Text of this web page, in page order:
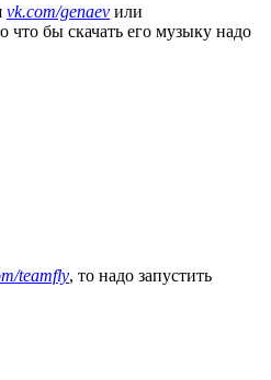
vk.com/genaev или
что бы скачать его музыку надо
teamfly, то надо запустить